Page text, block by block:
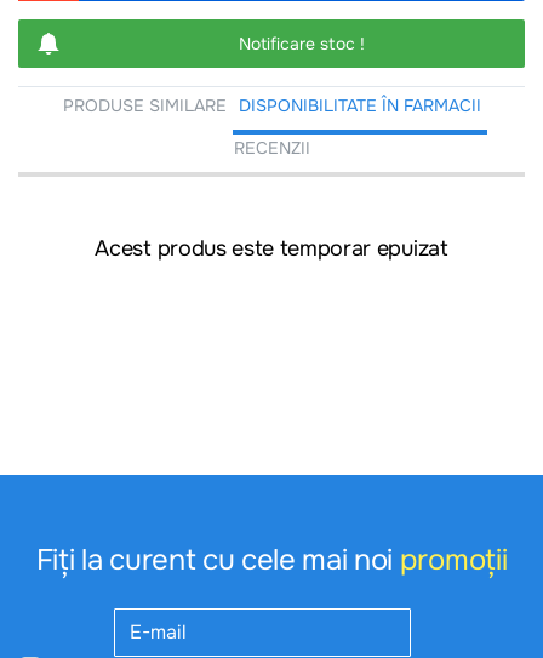
Notificare stoc !
PRODUSE SIMILARE
DISPONIBILITATE ÎN FARMACII
RECENZII
Acest produs este temporar epuizat
Fiți la curent cu cele mai noi promoții